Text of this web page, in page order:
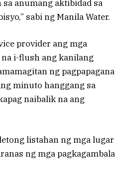
anumang aktibidad sa
sabi ng Manila Water.
provider ang mga
i-flush ang kanilang
ng pagpapagana
minuto hanggang sa
naibalik na ang
listahan ng mga lugar
ng mga pagkagambala